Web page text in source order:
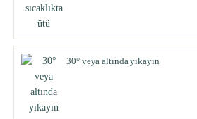
30° veya altında yıkayın